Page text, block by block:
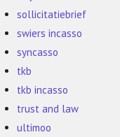
sollicitatiebrief
swiers incasso
syncasso
tkb
tkb incasso
trust and law
ultimoo